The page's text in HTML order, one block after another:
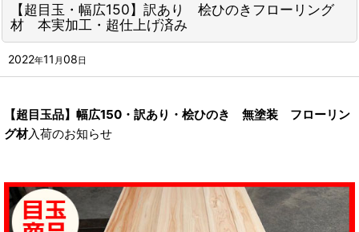
【超目玉・幅広150】訳あり 桧ひのきフローリング
材 本実加工・超仕上げ済み
2022年11 月08日
【超目玉品】幅広150・訳あり・桧ひのき 無塗装 フローリン
グ材入荷のお知らせ